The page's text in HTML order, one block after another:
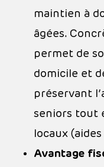
maintien à
âgées.
permet de
domicile et
préservant
seniors tout
locaux
Avantage